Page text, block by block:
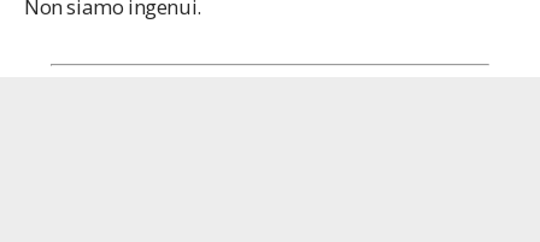
Non siamo ingenui.